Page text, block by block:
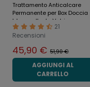
Trattamento Anticalcare
Permanente per Box Doccia
Idrorepellente Vetri
Ceramica
21
Recensioni
45,90 € 51,90 €
AGGIUNGI AL
CARRELLO